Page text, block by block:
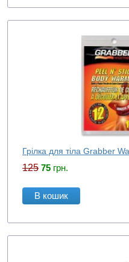
Грілка для тіла Grabber
125 75 грн.
В кошик